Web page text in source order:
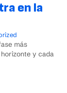
en la
más
y cada